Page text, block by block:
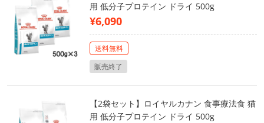
用 低分子プロテイン ドライ 500g
¥6,090
送料無料
販売終了
【2袋セット】ロイヤルカナン 食事療法食 猫
用 低分子プロテイン ドライ 500g